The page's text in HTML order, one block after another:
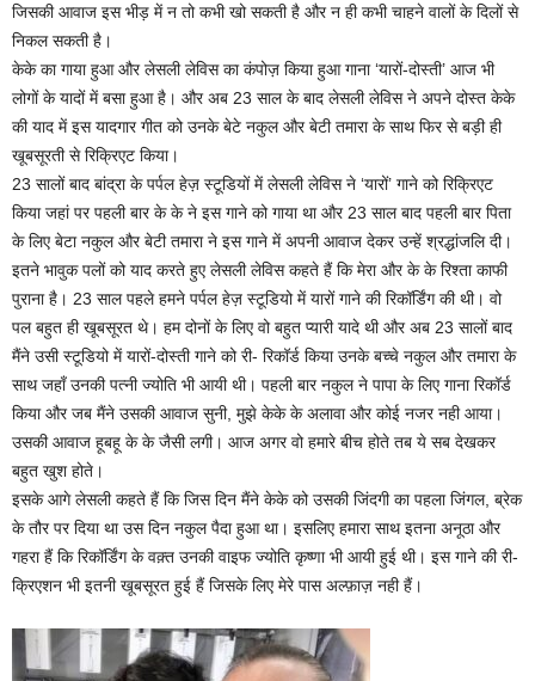
जिसकी आवाज इस भीड़ में न तो कभी खो सकती है और न ही कभी चाहने वालों के दिलों से
निकल सकती है।
केके का गाया हुआ और लेसली लेविस का कंपोज़ किया हुआ गाना ‘यारों-दोस्ती’ आज भी
लोगों के यादों में बसा हुआ है। और अब 23 साल के बाद लेसली लेविस ने अपने दोस्त केके
की याद में इस यादगार गीत को उनके बेटे नकुल और बेटी तमारा के साथ फिर से बड़ी ही
खूबसूरती से रिक्रिएट किया।
23 सालों बाद बांद्रा के पर्पल हेज़ स्टूडियों में लेसली लेविस ने ‘यारों’ गाने को रिक्रिएट
किया जहां पर पहली बार के के ने इस गाने को गाया था और 23 साल बाद पहली बार पिता
के लिए बेटा नकुल और बेटी तमारा ने इस गाने में अपनी आवाज देकर उन्हें श्रद्धांजलि दी।
इतने भावुक पलों को याद करते हुए लेसली लेविस कहते हैं कि मेरा और के के रिश्ता काफी
पुराना है। 23 साल पहले हमने पर्पल हेज़ स्टूडियो में यारों गाने की रिकॉर्डिंग की थी। वो
पल बहुत ही खूबसूरत थे। हम दोनों के लिए वो बहुत प्यारी यादे थी और अब 23 सालों बाद
मैंने उसी स्टूडियो में यारों-दोस्ती गाने को री- रिकॉर्ड किया उनके बच्चे नकुल और तमारा के
साथ जहाँ उनकी पत्नी ज्योति भी आयी थी। पहली बार नकुल ने पापा के लिए गाना रिकॉर्ड
किया और जब मैंने उसकी आवाज सुनी, मुझे केके के अलावा और कोई नजर नही आया।
उसकी आवाज हूबहू के के जैसी लगी। आज अगर वो हमारे बीच होते तब ये सब देखकर
बहुत खुश होते।
इसके आगे लेसली कहते हैं कि जिस दिन मैंने केके को उसकी जिंदगी का पहला जिंगल, ब्रेक
के तौर पर दिया था उस दिन नकुल पैदा हुआ था। इसलिए हमारा साथ इतना अनूठा और
गहरा हैं कि रिकॉर्डिंग के वक़्त उनकी वाइफ ज्योति कृष्णा भी आयी हुई थी। इस गाने की री-
क्रिएशन भी इतनी खूबसूरत हुई हैं जिसके लिए मेरे पास अल्फ़ाज़ नही हैं।